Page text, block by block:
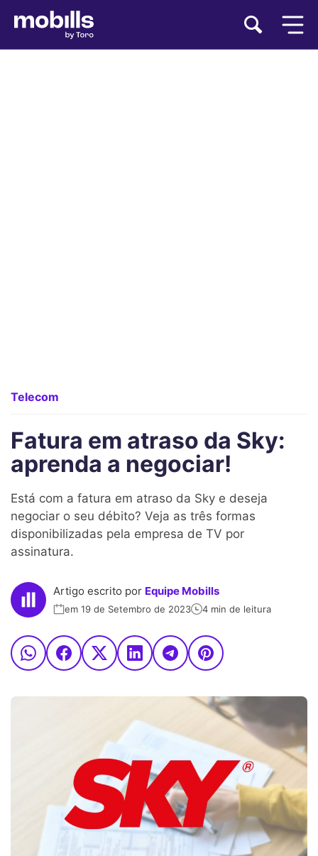
Telecom
Fatura em atraso da Sky:
aprenda a negociar!
Está com a fatura em atraso da Sky e deseja
negociar o seu débito? Veja as três formas
disponibilizadas pela empresa de TV por
assinatura.
Artigo escrito por Equipe Mobills
em 19 de Setembro de 2023 4 min de leitura